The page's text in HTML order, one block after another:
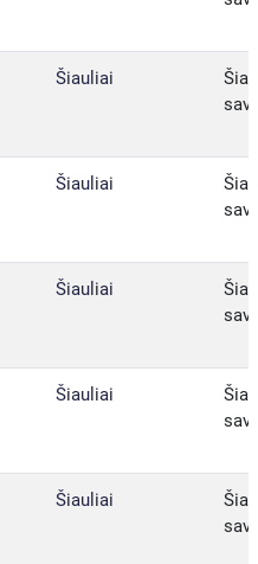
Šiauliai
sav.
Šiauliai
sav.
Šiauliai
sav.
Šiauliai
sav.
Šiauliai
sav.